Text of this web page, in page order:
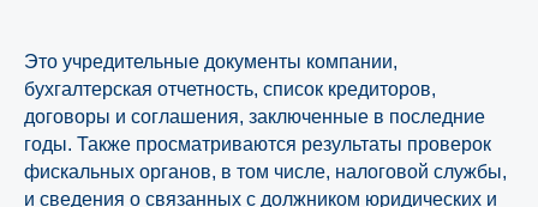
Это учредительные документы компании,
бухгалтерская отчетность, список кредиторов,
договоры и соглашения, заключенные в последние
годы. Также просматриваются результаты проверок
фискальных органов, в том числе, налоговой службы,
и сведения о связанных с должником юридических и